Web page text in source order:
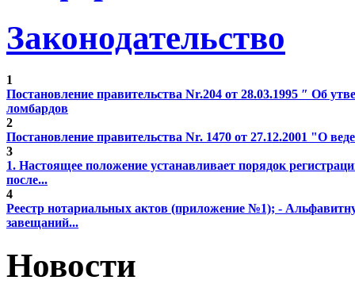
Законодательство
1
Постановление правительства Nr.204 от 28.03.1995 ″ Об
ломбардов
2
Постановление правительства Nr. 1470 от 27.12.2001 "О
3
1. Настоящее положение устанавливает порядок
после...
4
Реестр нотариальных актов (приложение №1); -
завещаний...
Новости